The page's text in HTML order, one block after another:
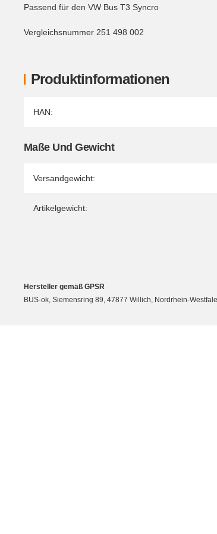
Produktinformationen
Produkteigenschaft
Wert
HAN:
Maße Und Gewicht
Versandgewicht:
Artikelgewicht:
Passend für den VW Bus T3 Syncro
Vergleichsnummer 251 498 002
Hersteller gemäß GPSR
BUS-ok, Siemensring 89, 47877 Willich, Nordrhein-